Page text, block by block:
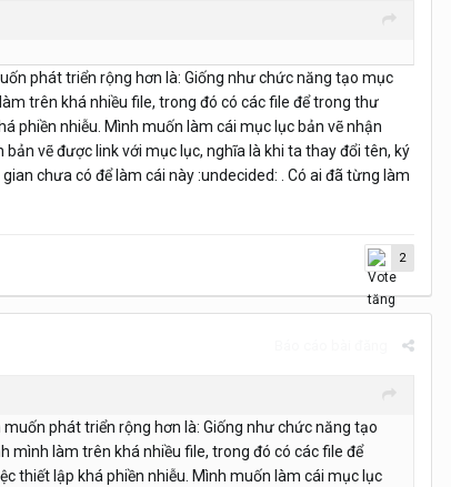
phát triển rộng hơn là: Giống như chức năng tạo mục
trên khá nhiều file, trong đó có các file để trong thư
phiền nhiễu. Mình muốn làm cái mục lục bản vẽ nhận
vẽ được link với mục lục, nghĩa là khi ta thay đổi tên, ký
chưa có để làm cái này :undecided: . Có ai đã từng làm
2
phát triển rộng hơn là: Giống như chức năng tạo
mình làm trên khá nhiều file, trong đó có các file để
thiết lập khá phiền nhiễu. Mình muốn làm cái mục lục